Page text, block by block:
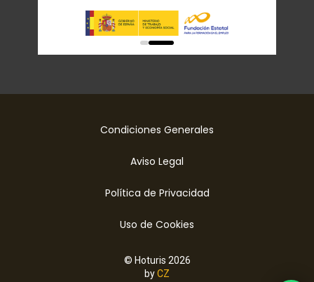
0 1
Condiciones Generales
Aviso Legal
Política de Privacidad
Uso de Cookies
© Hoturis 2026
byCZ